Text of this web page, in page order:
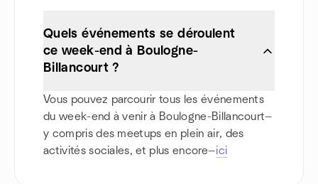
Quels événements se déroulent
ce week-end à Boulogne-
Billancourt ?
Vous pouvez parcourir tous les événements
du week-end à venir à Boulogne-Billancourt—
y compris des meetups en plein air, des
activités sociales, et plus encore—ici